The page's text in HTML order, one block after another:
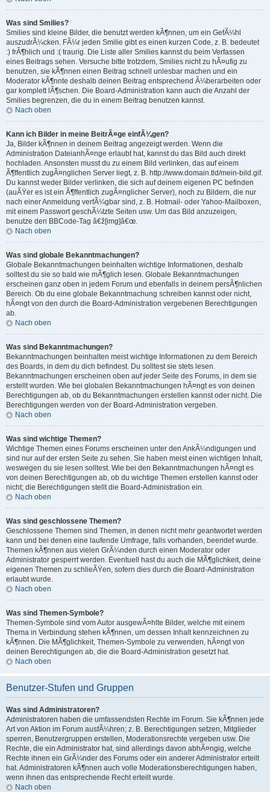
Was sind Smilies?
Smilies sind kleine Bilder, die benutzt werden kÃ¶nnen, um ein GefÃ¼hl
auszudrÃ¼cken. FÃ¼r jeden Smilie gibt es einen kurzen Code, z. B. bedeutet
:) frÃ¶hlich und :( traurig. Die Liste aller Smilies kannst du beim Verfassen
eines Beitrags sehen. Versuche bitte trotzdem, Smilies nicht zu hÃ¤ufig zu
benutzen, sie kÃ¶nnen einen Beitrag schnell unlesbar machen und ein
Moderator kÃ¶nnte deshalb deinen Beitrag entsprechend Ã¼berarbeiten oder
gar komplett lÃ¶schen. Die Board-Administration kann auch die Anzahl der
Smilies begrenzen, die du in einem Beitrag benutzen kannst.
Nach oben
Kann ich Bilder in meine BeitrÃ¤ge einfÃ¼gen?
Ja, Bilder kÃ¶nnen in deinem Beitrag angezeigt werden. Wenn die
Administration DateianhÃ¤nge erlaubt hat, kannst du das Bild auch direkt
hochladen. Ansonsten musst du zu einem Bild verlinken, das auf einem
Ã¶ffentlich zugÃ¤nglichen Server liegt, z. B. http://www.domain.tld/mein-bild.gif.
Du kannst weder Bilder verlinken, die sich auf deinem eigenen PC befinden
(auÃŸer es ist ein Ã¶ffentlich zugÃ¤nglicher Server), noch zu Bildern, die nur
nach einer Anmeldung verfÃ¼gbar sind, z. B. Hotmail- oder Yahoo-Mailboxen,
mit einem Passwort geschÃ¼tzte Seiten usw. Um das Bild anzuzeigen,
benutze den BBCode-Tag â€ž[img]â€œ.
Nach oben
Was sind globale Bekanntmachungen?
Globale Bekanntmachungen beinhalten wichtige Informationen, deshalb
solltest du sie so bald wie mÃ¶glich lesen. Globale Bekanntmachungen
erscheinen ganz oben in jedem Forum und ebenfalls in deinem persÃ¶nlichen
Bereich. Ob du eine globale Bekanntmachung schreiben kannst oder nicht,
hÃ¤ngt von den durch die Board-Administration vergebenen Berechtigungen
ab.
Nach oben
Was sind Bekanntmachungen?
Bekanntmachungen beinhalten meist wichtige Informationen zu dem Bereich
des Boards, in dem du dich befindest. Du solltest sie stets lesen.
Bekanntmachungen erscheinen oben auf jeder Seite des Forums, in dem sie
erstellt wurden. Wie bei globalen Bekanntmachungen hÃ¤ngt es von deinen
Berechtigungen ab, ob du Bekanntmachungen erstellen kannst oder nicht. Die
Berechtigungen werden von der Board-Administration vergeben.
Nach oben
Was sind wichtige Themen?
Wichtige Themen eines Forums erscheinen unter den AnkÃ¼ndigungen und
sind nur auf der ersten Seite zu sehen. Sie haben meist einen wichtigen Inhalt,
weswegen du sie lesen solltest. Wie bei den Bekanntmachungen hÃ¤ngt es
von deinen Berechtigungen ab, ob du wichtige Themen erstellen kannst oder
nicht; die Berechtigungen stellt die Board-Administration ein.
Nach oben
Was sind geschlossene Themen?
Geschlossene Themen sind Themen, in denen nicht mehr geantwortet werden
kann und bei denen eine laufende Umfrage, falls vorhanden, beendet wurde.
Themen kÃ¶nnen aus vielen GrÃ¼nden durch einen Moderator oder
Administrator gesperrt werden. Eventuell hast du auch die MÃ¶glichkeit, deine
eigenen Themen zu schlieÃŸen, sofern dies durch die Board-Administration
erlaubt wurde.
Nach oben
Was sind Themen-Symbole?
Themen-Symbole sind vom Autor ausgewÃ¤hlte Bilder, welche mit einem
Thema in Verbindung stehen kÃ¶nnen, um dessen Inhalt kennzeichnen zu
kÃ¶nnen. Die MÃ¶glichkeit, Themen-Symbole zu verwenden, hÃ¤ngt von
deinen Berechtigungen ab, die die Board-Administration gesetzt hat.
Nach oben
Benutzer-Stufen und Gruppen
Was sind Administratoren?
Administratoren haben die umfassendsten Rechte im Forum. Sie kÃ¶nnen jede
Art von Aktion im Forum ausfÃ¼hren; z. B. Berechtigungen setzen, Mitglieder
sperren, Benutzergruppen erstellen, Moderationsrechte vergeben usw. Die
Rechte, die ein Administrator hat, sind allerdings davon abhÃ¤ngig, welche
Rechte ihnen ein GrÃ¼nder des Forums oder ein anderer Administrator erteilt
hat. Administratoren kÃ¶nnen auch volle Moderationsberechtigungen haben,
wenn ihnen das entsprechende Recht erteilt wurde.
Nach oben